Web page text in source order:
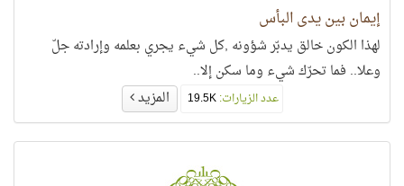
إيمان بين يدي البأس
لهذا الكون خالق يدبّر شؤونه ,كل شيء يجري بعلمه وإرادته جلّ
وعلا.. فما تحرّك شيء وما سكن إلا..
عدد الزيارات:19.5K المزيد